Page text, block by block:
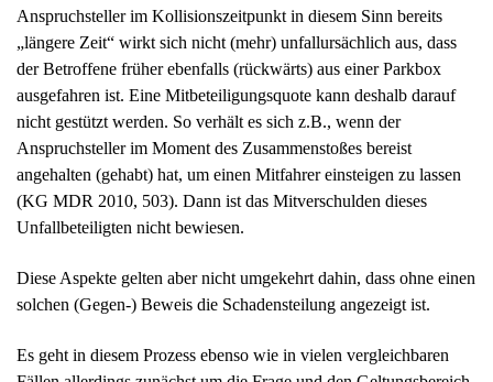
„längere Zeit“ wirkt sich nicht (mehr) unfallursächlich aus, dass
der Betroffene früher ebenfalls (rückwärts) aus einer Parkbox
ausgefahren ist. Eine Mitbeteiligungsquote kann deshalb darauf
nicht gestützt werden. So verhält es sich z.B., wenn der
Anspruchsteller im Moment des Zusammenstoßes bereist
angehalten (gehabt) hat, um einen Mitfahrer einsteigen zu lassen
(KG MDR 2010, 503). Dann ist das Mitverschulden dieses
Unfallbeteiligten nicht bewiesen.
solchen (Gegen-) Beweis die Schadensteilung angezeigt ist.
Fällen allerdings zunächst um die Frage und den Geltungsbereich
des Anscheinsbeweises zu Lasten desjenigen, der wie der Kläger